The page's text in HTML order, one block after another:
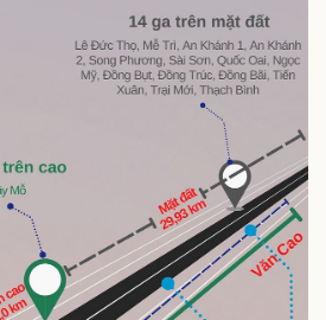
Việt Nam
Phân tích
Ô tô - Xe máy
Ô tô
Xe máy
Tư vấn